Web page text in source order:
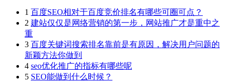
1 百度SEO相对于百度竞价排名有哪些可圈可点？
2 建站仅仅是网络营销的第一步，网站推广才是重中之
重
3 百度关键词搜索排名靠前是有原因，解决用户问题的
新颖方法你做到
4 seo优化推广的指标有哪些呢
5 SEO能做到什么时候？